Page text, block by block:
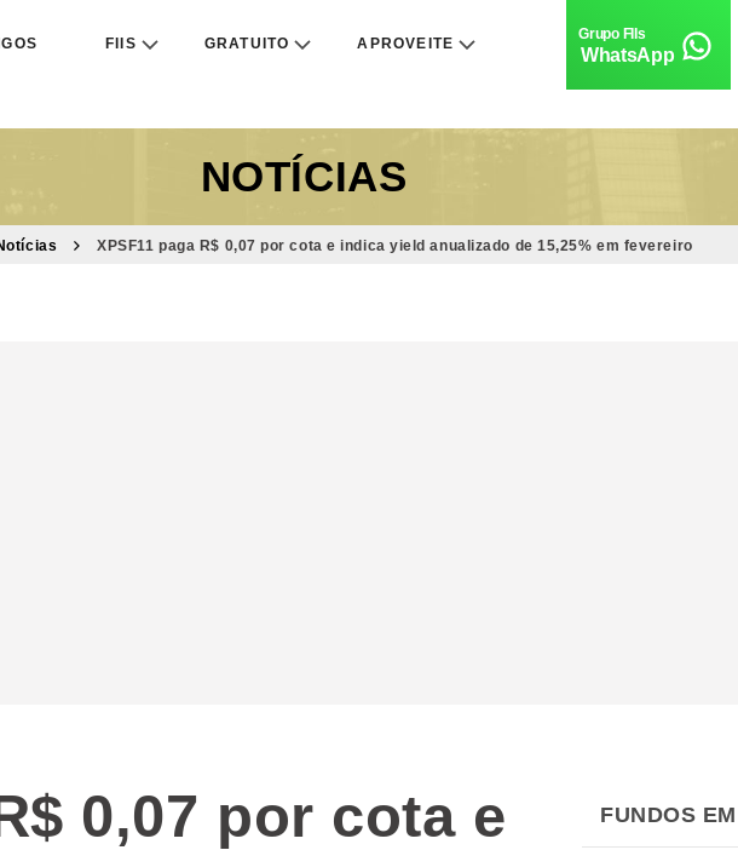
FIIS GRATUITO APROVEITE
WhatsApp
NOTÍCIAS
XPSF11 paga R$ 0,07 por cota e indica yield anualizado de 15,25% em fevereiro
0,07 por cota e
FUNDOS